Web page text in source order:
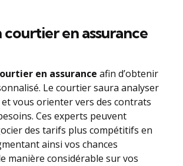
courtier en assurance
en assurance afin d’obtenir
Le courtier saura analyser
vous orienter vers des contrats
Ces experts peuvent
des tarifs plus compétitifs en
ainsi vos chances
manière considérable sur vos